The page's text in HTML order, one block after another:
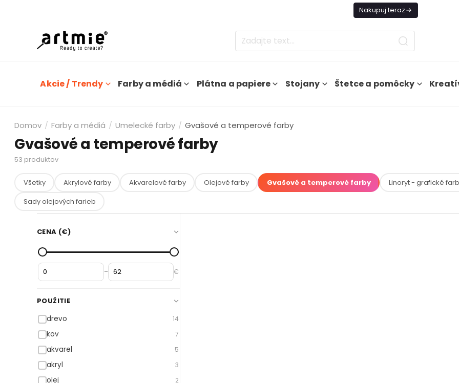
Nakupuj teraz
Akcie / Trendy Farby a médiá Plátna a papiere Stojany Štetce a pomôcky
Domov / Farby a médiá / Umelecké farby / Gvašové a temperové farby
Gvašové a temperové farby
53 produktov
Všetky Akrylové farby Akvarelové farby Olejové farby Gvašové a temperové farby Linoryt - grafické
Sady olejových farieb